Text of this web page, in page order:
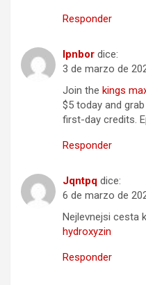
Responder
Ipnbor dice:
3 de marzo de
Join the kings
$5 today and
first-day credits.
Responder
Jqntpq dice:
6 de marzo de
Nejlevnejsi cesta
hydroxyzin
Responder